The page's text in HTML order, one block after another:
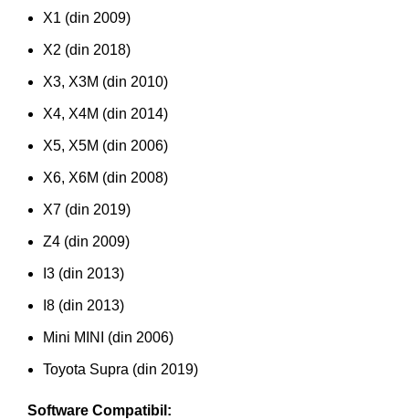
X1 (din 2009)
X2 (din 2018)
X3, X3M (din 2010)
X4, X4M (din 2014)
X5, X5M (din 2006)
X6, X6M (din 2008)
X7 (din 2019)
Z4 (din 2009)
I3 (din 2013)
I8 (din 2013)
Mini MINI (din 2006)
Toyota Supra (din 2019)
Software Compatibil: